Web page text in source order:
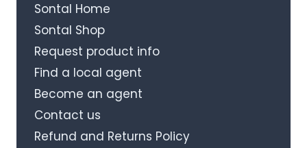
Sontal Home
Sontal Shop
Request product info
Find a local agent
Become an agent
Contact us
Refund and Returns Policy